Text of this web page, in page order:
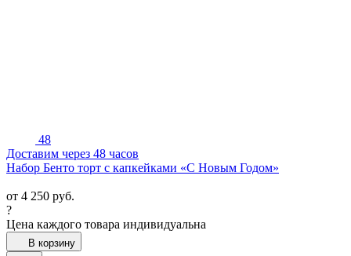
48
Доставим через 48 часов
Набор Бенто торт с капкейками «С Новым Годом»
от 4 250 руб.
?
Цена каждого товара индивидуальна
В корзину